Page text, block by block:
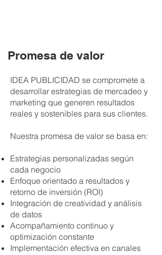
Promesa de valor
IDEA PUBLICIDAD se compromete a
desarrollar estrategias de mercadeo y
marketing que generen resultados
reales y sostenibles para sus clientes.
Nuestra promesa de valor se basa en:
Estrategias personalizadas según
cada negocio
Enfoque orientado a resultados y
retorno de inversión (ROI)
Integración de creatividad y análisis
de datos
Acompañamiento continuo y
optimización constante
Implementación efectiva en canales